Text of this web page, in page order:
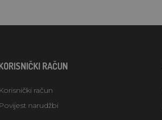
RAČUN
Korisnički račun
Povijest narudžbi